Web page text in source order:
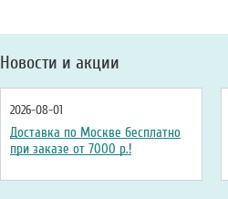
Новости и акции
2026-08-01
Доставка по Москве бесплатно
при заказе от 7000 р.!